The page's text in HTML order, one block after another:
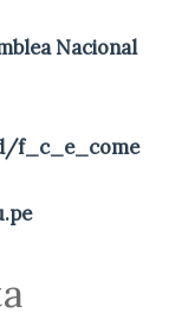
Nacional
f_c_e_come